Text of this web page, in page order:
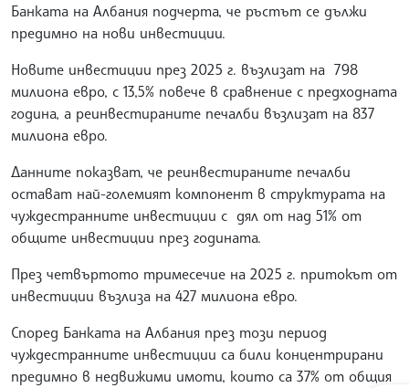
Банката на Албания подчерта, че ръстът се дължи
предимно на нови инвестиции.
Новите инвестиции през 2025 г. възлизат на 798
милиона евро, с 13,5% повече в сравнение с предходната
година, а реинвестираните печалби възлизат на 837
милиона евро.
Данните показват, че реинвестираните печалби
остават най-големият компонент в структурата на
чуждестранните инвестиции с дял от над 51% от
общите инвестиции през годината.
През четвъртото тримесечие на 2025 г. притокът от
инвестиции възлиза на 427 милиона евро.
Според Банката на Албания през този период
чуждестранните инвестиции са били концентрирани
предимно в недвижими имоти, които са 37% от общия